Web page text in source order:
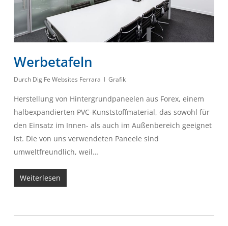
Werbetafeln
Durch DigiFe Websites Ferrara Grafik
Herstellung von Hintergrundpaneelen aus Forex, einem
halbexpandierten PVC-Kunststoffmaterial, das sowohl für
den Einsatz im Innen- als auch im Außenbereich geeignet
ist. Die von uns verwendeten Paneele sind
umweltfreundlich, weil…
Weiterlesen